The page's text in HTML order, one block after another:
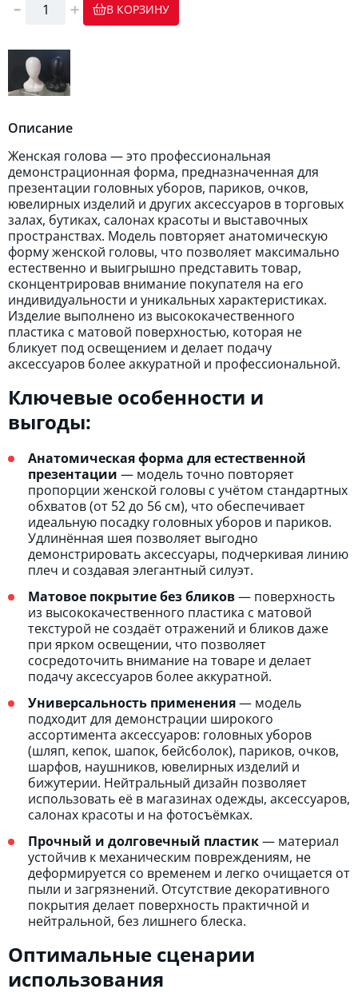
В КОРЗИНУ
Описание
Женская голова — это профессиональная
демонстрационная форма, предназначенная для
презентации головных уборов, париков, очков,
ювелирных изделий и других аксессуаров в торговых
залах, бутиках, салонах красоты и выставочных
пространствах. Модель повторяет анатомическую
форму женской головы, что позволяет максимально
естественно и выигрышно представить товар,
сконцентрировав внимание покупателя на его
индивидуальности и уникальных характеристиках.
Изделие выполнено из высококачественного
пластика с матовой поверхностью, которая не
бликует под освещением и делает подачу
аксессуаров более аккуратной и профессиональной.
Ключевые особенности и
выгоды:
Анатомическая форма для естественной
презентации — модель точно повторяет
пропорции женской головы с учётом стандартных
обхватов (от 52 до 56 см), что обеспечивает
идеальную посадку головных уборов и париков.
Удлинённая шея позволяет выгодно
демонстрировать аксессуары, подчеркивая линию
плеч и создавая элегантный силуэт.
Матовое покрытие без бликов— поверхность
из высококачественного пластика с матовой
текстурой не создаёт отражений и бликов даже
при ярком освещении, что позволяет
сосредоточить внимание на товаре и делает
подачу аксессуаров более аккуратной.
Универсальность применения— модель
подходит для демонстрации широкого
ассортимента аксессуаров: головных уборов
(шляп, кепок, шапок, бейсболок), париков, очков,
шарфов, наушников, ювелирных изделий и
бижутерии. Нейтральный дизайн позволяет
использовать её в магазинах одежды, аксессуаров,
салонах красоты и на фотосъёмках.
Прочный и долговечный пластик— материал
устойчив к механическим повреждениям, не
деформируется со временем и легко очищается от
пыли и загрязнений. Отсутствие декоративного
покрытия делает поверхность практичной и
нейтральной, без лишнего блеска.
Оптимальные сценарии
использования